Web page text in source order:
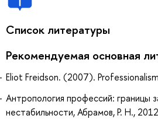
Список литературы
Рекомендуемая основная
Eliot Freidson. (2007).
Антропология профессий: границы
нестабильности, Абрамов, Р. Н., 2012